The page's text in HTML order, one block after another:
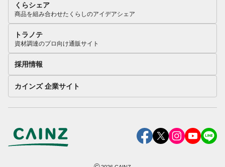
くらシェア
商品を組み合わせたくらしのアイデアシェア
トラノテ
資材調達のプロ向け通販サイト
採用情報
カインズ 企業サイト